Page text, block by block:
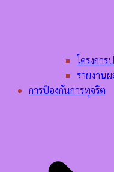
โครงกา
รายงาน
การป้องกันการทุจริต